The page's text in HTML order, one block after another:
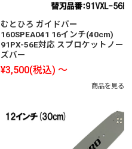
むとひろ ガイドバー
160SPEA041 16インチ(40cm)
91PX-56E対応 スプロケットノー
ズバー
¥3,500(税込) ～
商品を見る